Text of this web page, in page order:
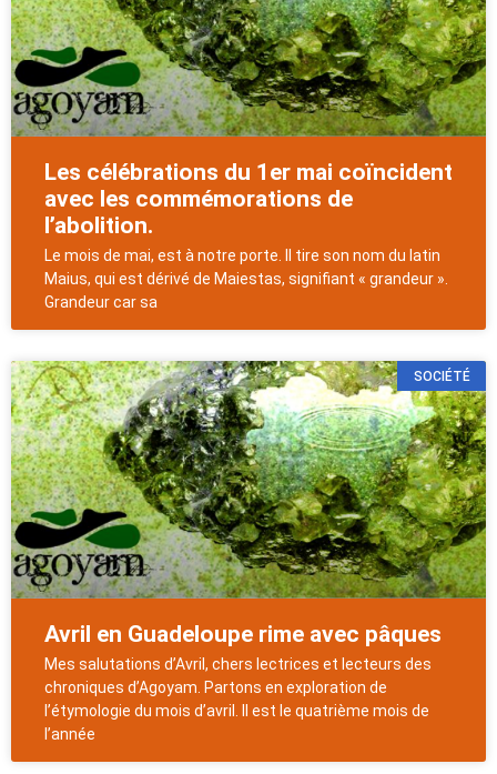
Les célébrations du 1er mai coïncident
avec les commémorations de
l’abolition.
Le mois de mai, est à notre porte. Il tire son nom du latin
Maius, qui est dérivé de Maiestas, signifiant « grandeur ».
Grandeur car sa
SOCIÉTÉ
Avril en Guadeloupe rime avec pâques
Mes salutations d’Avril, chers lectrices et lecteurs des
chroniques d’Agoyam. Partons en exploration de
l’étymologie du mois d’avril. Il est le quatrième mois de
l’année